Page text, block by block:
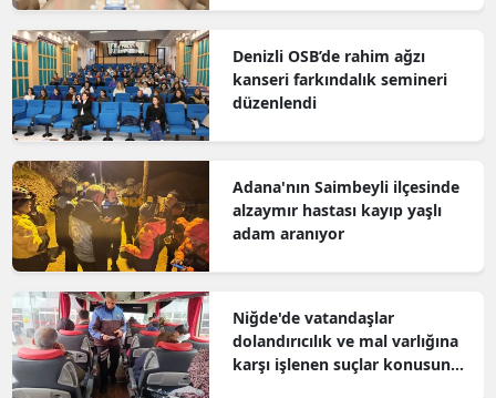
Denizli OSB’de rahim ağzı
kanseri farkındalık semineri
düzenlendi
Adana'nın Saimbeyli ilçesinde
alzaymır hastası kayıp yaşlı
adam aranıyor
Niğde'de vatandaşlar
dolandırıcılık ve mal varlığına
karşı işlenen suçlar konusunda